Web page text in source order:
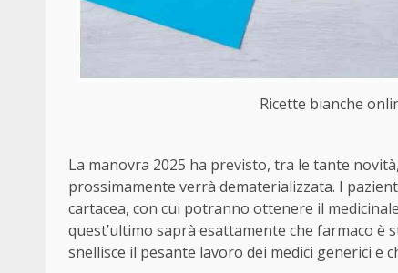
Ricette bianche
La manovra 2025 ha previsto, tra le tante
prossimamente verrà dematerializzata. I
cartacea, con cui potranno ottenere il
quest’ultimo saprà esattamente che farmaco
snellisce il pesante lavoro dei medici generici e